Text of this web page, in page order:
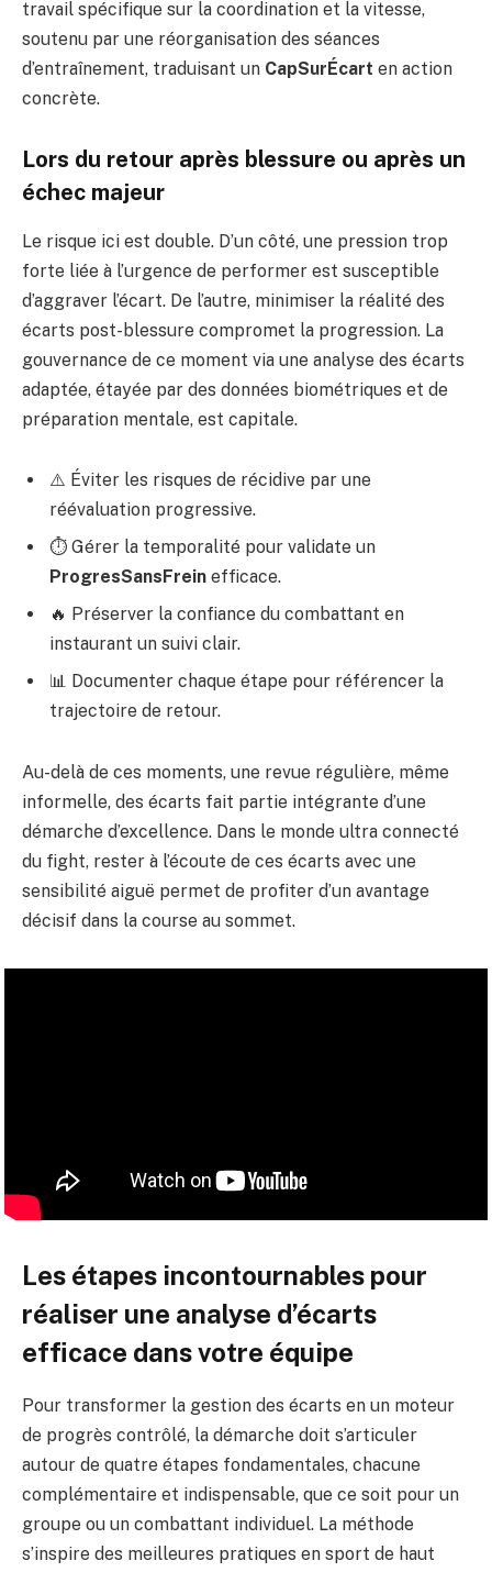
travail spécifique sur la coordination et la vitesse,
soutenu par une réorganisation des séances
d’entraînement, traduisant un CapSurÉcart en action
concrète.
Lors du retour après blessure ou après un
échec majeur
Le risque ici est double. D’un côté, une pression trop
forte liée à l’urgence de performer est susceptible
d’aggraver l’écart. De l’autre, minimiser la réalité des
écarts post-blessure compromet la progression. La
gouvernance de ce moment via une analyse des écarts
adaptée, étayée par des données biométriques et de
préparation mentale, est capitale.
⚠️ Éviter les risques de récidive par une
réévaluation progressive.
⏱️ Gérer la temporalité pour validate un
ProgresSansFrein efficace.
🔥 Préserver la confiance du combattant en
instaurant un suivi clair.
📊 Documenter chaque étape pour référencer la
trajectoire de retour.
Au-delà de ces moments, une revue régulière, même
informelle, des écarts fait partie intégrante d’une
démarche d’excellence. Dans le monde ultra connecté
du fight, rester à l’écoute de ces écarts avec une
sensibilité aiguë permet de profiter d’un avantage
décisif dans la course au sommet.
Les étapes incontournables pour
réaliser une analyse d’écarts
efficace dans votre équipe
Pour transformer la gestion des écarts en un moteur
de progrès contrôlé, la démarche doit s’articuler
autour de quatre étapes fondamentales, chacune
complémentaire et indispensable, que ce soit pour un
groupe ou un combattant individuel. La méthode
s’inspire des meilleures pratiques en sport de haut